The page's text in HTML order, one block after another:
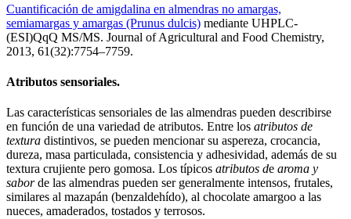
Cuantificación de amigdalina en almendras no amargas,
semiamargas y amargas (Prunus dulcis) mediante UHPLC-
(ESI)QqQ MS/MS. Journal of Agricultural and Food Chemistry,
2013, 61(32):7754–7759.
Atributos sensoriales.
Las características sensoriales de las almendras pueden describirse
en función de una variedad de atributos. Entre los atributos de
textura distintivos, se pueden mencionar su aspereza, crocancia,
dureza, masa particulada, consistencia y adhesividad, además de su
textura crujiente pero gomosa. Los típicos atributos de aroma y
saborde las almendras pueden ser generalmente intensos, frutales,
similares al mazapán (benzaldehído), al chocolate amargoo a las
nueces, amaderados, tostados y terrosos.